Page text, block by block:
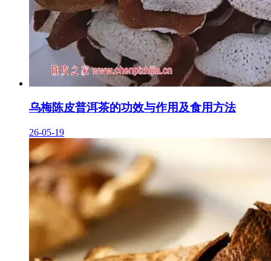
乌梅陈皮普洱茶的功效与作用及食用方法
26-05-19